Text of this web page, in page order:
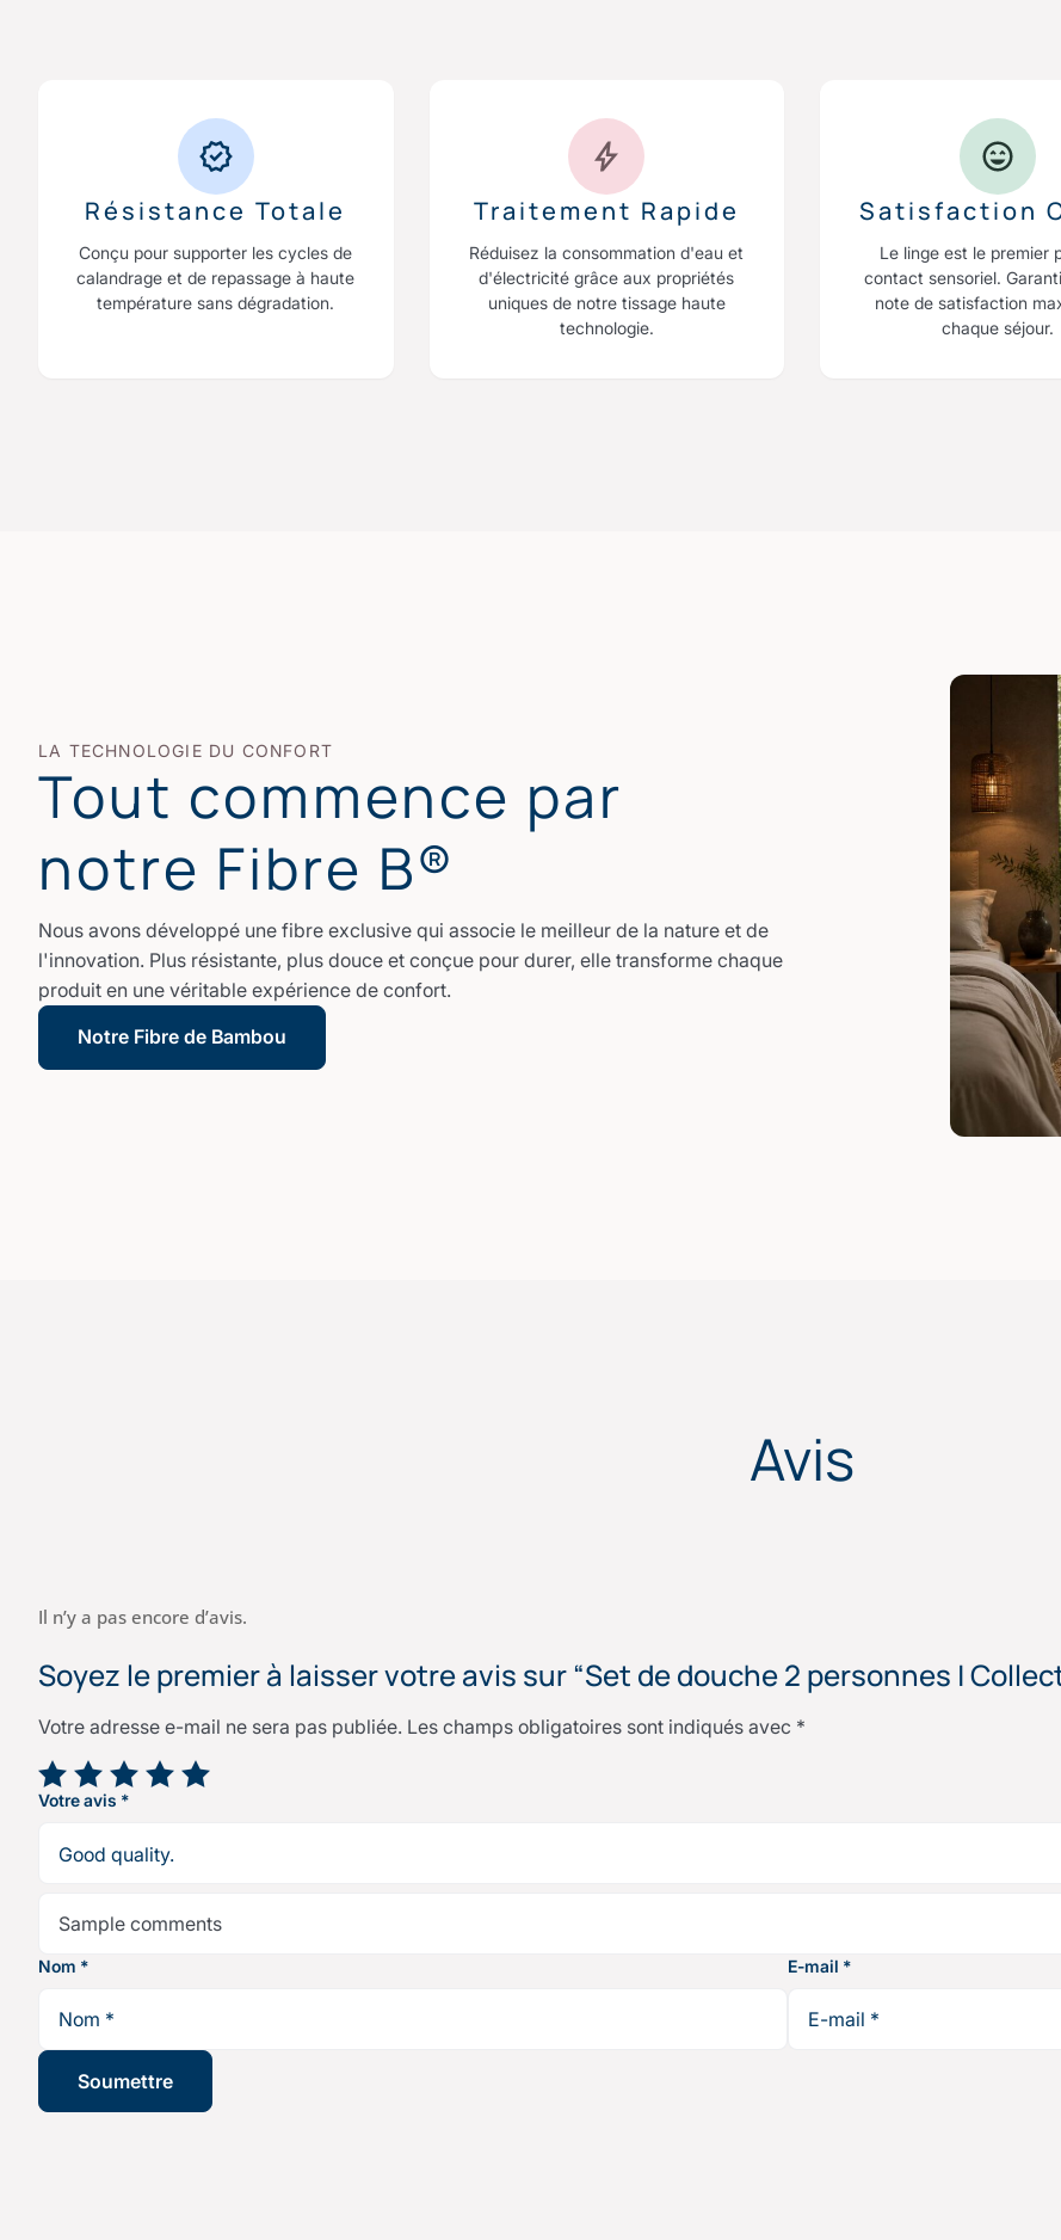
Résistance Totale
Conçu pour supporter les cycles de
calandrage et de repassage à haute
température sans dégradation.
Traitement Rapide
Réduisez la consommation d'eau et
d'électricité grâce aux propriétés
uniques de notre tissage haute
technologie.
Satisfaction
Le linge est le premier
contact sensoriel.
note de satisfaction
chaque séjour.
LA TECHNOLOGIE DU CONFORT
Tout commence par
notre Fibre B®
Nous avons développé une fibre exclusive qui associe le meilleur de la nature et de
l'innovation. Plus résistante, plus douce et conçue pour durer, elle transforme chaque
produit en une véritable expérience de confort.
Notre Fibre de Bambou
Avis
Il n’y a pas encore d’avis.
Soyez le premier à laisser votre avis sur “Set de douche 2 personnes |
Votre adresse e-mail ne sera pas publiée. Les champs obligatoires sont indiqués avec *
Votre note*
Votre avis *
Nom * E-mail *